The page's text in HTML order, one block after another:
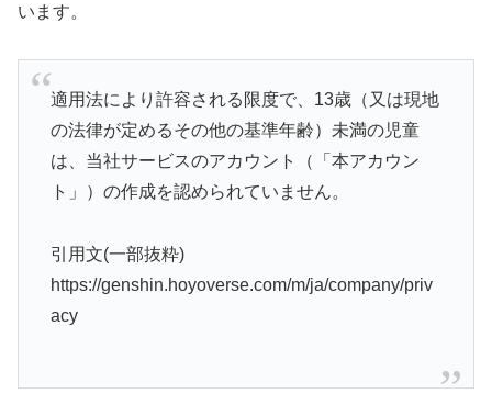
います。
適用法により許容される限度で、13歳（又は現地
の法律が定めるその他の基準年齢）未満の児童
は、当社サービスのアカウント（「本アカウン
ト」）の作成を認められていません。
引用文(一部抜粋)
https://genshin.hoyoverse.com/m/ja/company/priv
acy